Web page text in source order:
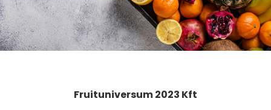
Fruituniversum 2023 Kft